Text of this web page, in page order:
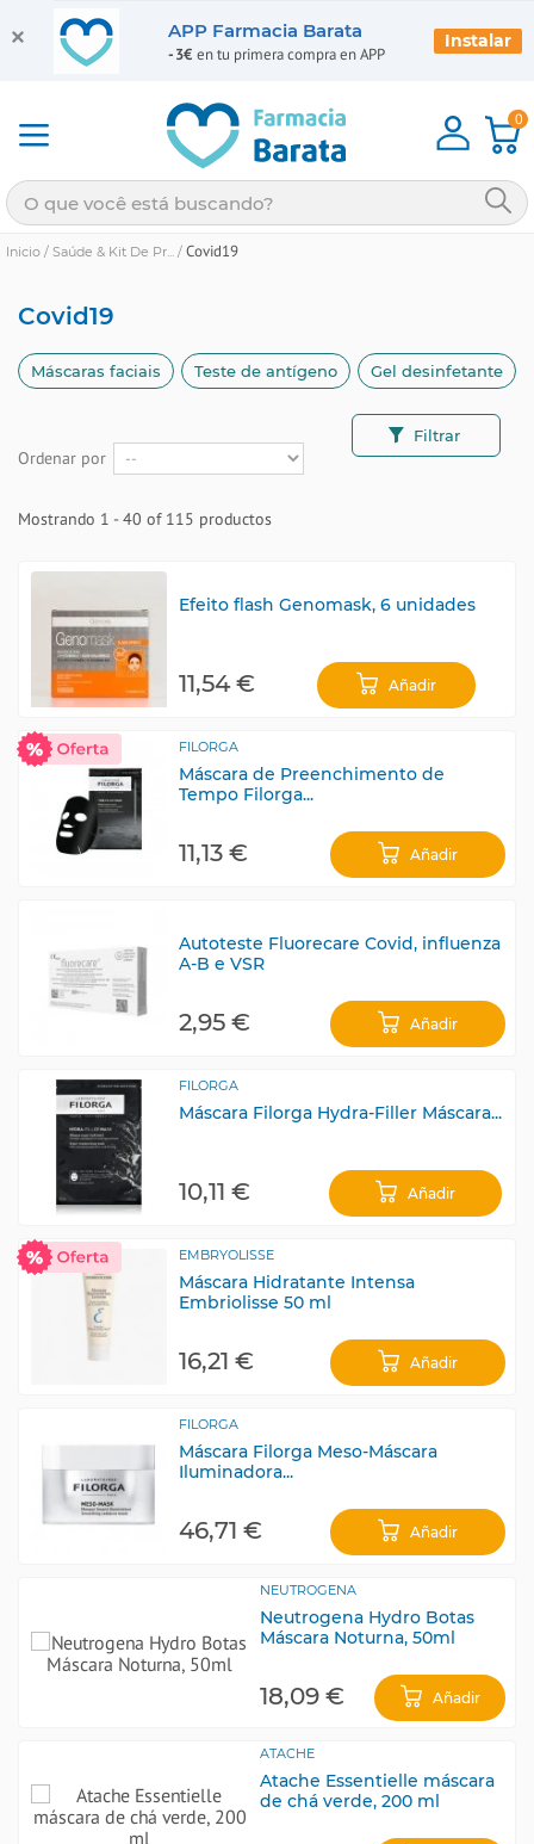
0
Inicio / Saúde & Kit De Pr... / Covid19
Covid19
Máscaras faciais Teste de antígeno Gel desinfetante
Ordenar por
Filtrar
Mostrando 1 - 40 of 115 productos
Efeito flash Genomask, 6 unidades
11,54 € Añadir
FILORGA
Máscara de Preenchimento de
Tempo Filorga...
11,13 € Añadir
Autoteste Fluorecare Covid, influenza
A-B e VSR
2,95 € Añadir
FILORGA
Máscara Filorga Hydra-Filler Máscara...
10,11 € Añadir
EMBRYOLISSE
Máscara Hidratante Intensa
Embriolisse 50 ml
16,21 € Añadir
FILORGA
Máscara Filorga Meso-Máscara
Iluminadora...
46,71 € Añadir
NEUTROGENA
Neutrogena Hydro Botas
Máscara Noturna, 50ml
18,09 € Añadir
ATACHE
Atache Essentielle máscara
de chá verde, 200 ml
APP Farmacia Barata
-3€ en tu primera compra en APP
Instalar